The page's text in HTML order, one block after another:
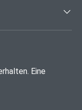
Eine